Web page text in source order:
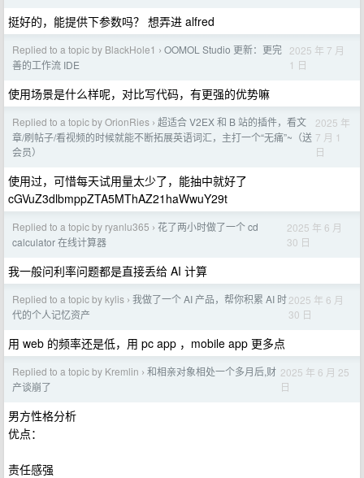
挺好的，能提供下参数吗？ 想弄进 alfred
Replied to a topic by BlackHole1 › OOMOL Studio 更新：更完
善的工作流 IDE
2025 年 7 月
1 日
使用场景是什么样呢，对比写代码，有更强的优势嘛
Replied to a topic by OrionRies › 超适合 V2EX 和 B 站的插件，看文
章/刷帖子/看视频的时候就能不断拓展英语词汇，主打一个“无痛”~（送
会员）
2025 年
7 月 1
日
使用过，可惜每天试用量太少了，能抽中就好了
cGVuZ3dlbmppZTA5MThAZ21haWwuY29t
Replied to a topic by ryanlu365 › 花了两小时做了一个 cd
calculator 在线计算器
2025 年 6 月
30 日
我一般问利率问题都是直接丢给 AI 计算
Replied to a topic by kylis › 我做了一个 AI 产品，帮你积累 AI 时
代的个人记忆资产
2025 年 6 月
30 日
用 web 的频率还是低，用 pc app ，mobile app 更多点
Replied to a topic by Kremlin › 和相亲对象相处一个多月后,财
产谈崩了
2025 年 6 月 25
日
男方性格分析
优点：
责任感强